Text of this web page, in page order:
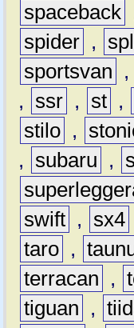
spaceback
spider ,
sportsvan
,
,
ssr , st ,
stilo ,
,
subaru ,
swift , sx4
taro ,
terracan
,
tiguan
,